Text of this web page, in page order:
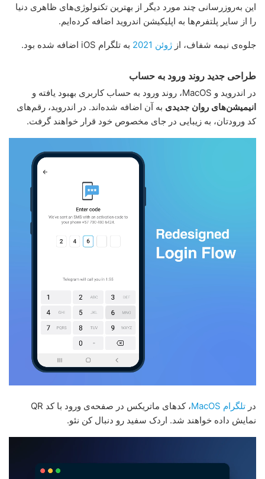
این به‌روزرسانی چند مورد دیگر از بهترین تکنولوژی‌های ظاهری دنیا
را از سایر پلتفرم‌ها به اپلیکیشن اندروید اضافه کرده‌ایم.
جلوه‌ی نیمه شفاف، از ژوئن 2021 به تلگرام iOS اضافه شده بود.
طراحی جدید روند ورود به حساب
در اندروید و MacOS، روند ورود به حساب کاربری بهبود یافته و
انیمیشن‌های روان جدیدی به آن اضافه شده‌اند. در اندروید، رقم‌های
کد ورودتان، به زیبایی در جای مخصوص خود قرار خواهند گرفت.
در تلگرام MacOS
، کدهای ماتریکس در صفحه‌ی ورود با کد QR
نمایش داده خواهند شد. اردک سفید رو دنبال کن نئو.